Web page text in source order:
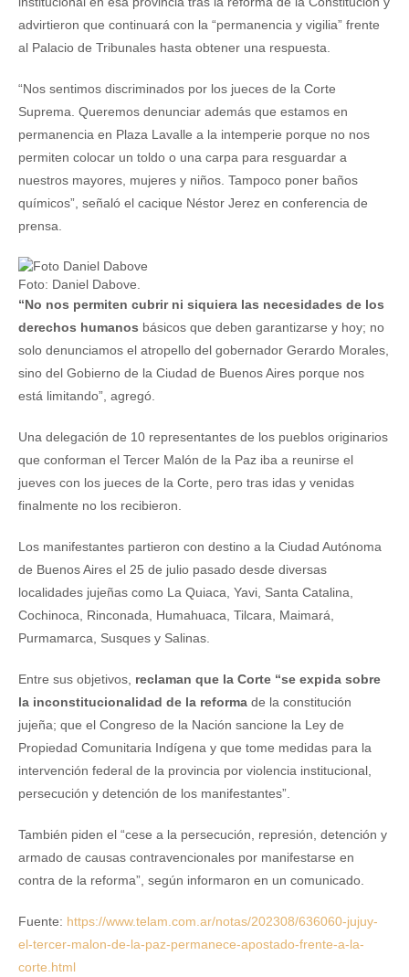
advirtieron que continuará con la “permanencia y vigilia” frente
al Palacio de Tribunales hasta obtener una respuesta.
“Nos sentimos discriminados por los jueces de la Corte
Suprema. Queremos denunciar además que estamos en
permanencia en Plaza Lavalle a la intemperie porque no nos
permiten colocar un toldo o una carpa para resguardar a
nuestros mayores, mujeres y niños. Tampoco poner baños
químicos”, señaló el cacique Néstor Jerez en conferencia de
prensa.
Foto: Daniel Dabove.
“No nos permiten cubrir ni siquiera las necesidades de los
derechos humanos básicos que deben garantizarse y hoy; no
solo denunciamos el atropello del gobernador Gerardo Morales,
sino del Gobierno de la Ciudad de Buenos Aires porque nos
está limitando”, agregó.
Una delegación de 10 representantes de los pueblos originarios
que conforman el Tercer Malón de la Paz iba a reunirse el
jueves con los jueces de la Corte, pero tras idas y venidas
finalmente no los recibieron.
Los manifestantes partieron con destino a la Ciudad Autónoma
de Buenos Aires el 25 de julio pasado desde diversas
localidades jujeñas como La Quiaca, Yavi, Santa Catalina,
Cochinoca, Rinconada, Humahuaca, Tilcara, Maimará,
Purmamarca, Susques y Salinas.
Entre sus objetivos, reclaman que la Corte “se expida sobre
la inconstitucionalidad de la reforma de la constitución
jujeña; que el Congreso de la Nación sancione la Ley de
Propiedad Comunitaria Indígena y que tome medidas para la
intervención federal de la provincia por violencia institucional,
persecución y detención de los manifestantes”.
También piden el “cese a la persecución, represión, detención y
armado de causas contravencionales por manifestarse en
contra de la reforma”, según informaron en un comunicado.
Fuente: https://www.telam.com.ar/notas/202308/636060-jujuy-
el-tercer-malon-de-la-paz-permanece-apostado-frente-a-la-
corte.html